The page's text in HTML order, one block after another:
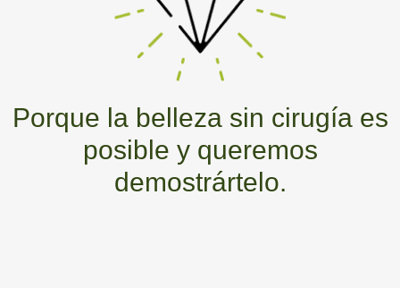
Porque la belleza sin cirugía es
posible y queremos
demostrártelo.